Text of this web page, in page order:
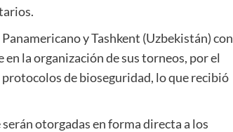
y Tashkent (Uzbekistán) con
la organización de sus torneos, por el
de bioseguridad, lo que recibió
otorgadas en forma directa a los